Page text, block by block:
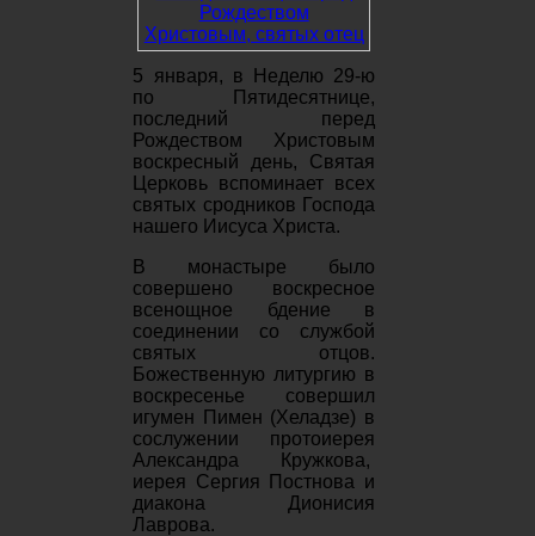
5 января, в Неделю 29-ю
по Пятидесятнице,
последний перед
Рождеством Христовым
воскресный день, Святая
Церковь вспоминает всех
святых сродников Господа
нашего Иисуса Христа.
В монастыре было
совершено воскресное
всенощное бдение в
соединении со службой
святых отцов.
Божественную литургию в
воскресенье совершил
игумен Пимен (Хеладзе) в
сослужении протоиерея
Александра Кружкова,
иерея Сергия Постнова и
диакона Дионисия
Лаврова.